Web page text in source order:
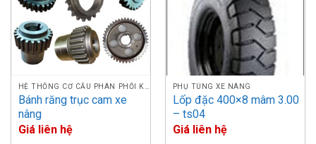
HỆ THỐNG CƠ CẤU PHÂN PHỐI KHÍ
Bánh răng trục cam xe
nâng
Giá liên hệ
PHỤ TÙNG XE NÂNG
Lốp đặc 400×8 mâm 3.00
– ts04
Giá liên hệ